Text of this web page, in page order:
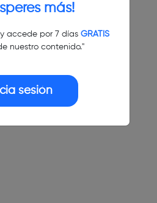
más!
accede por 7 días GRATIS
nuestro contenido."
sesión